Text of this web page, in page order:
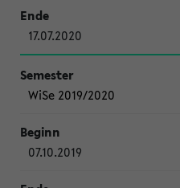
17.07.2020
WiSe 2019/2020
07.10.2019